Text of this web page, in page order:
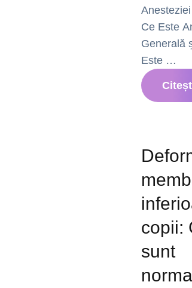
Ce Este
Generală
Este …
copii:
sunt